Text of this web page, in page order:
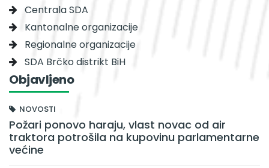
Centrala SDA
Kantonalne organizacije
Regionalne organizacije
SDA Brčko distrikt BiH
Objavljeno
NOVOSTI
Požari ponovo haraju, vlast novac od air
traktora potrošila na kupovinu parlamentarne
većine